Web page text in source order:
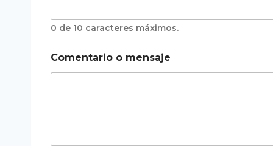
t
r
n
i
c
f
0 de 10 caracteres máximos.
Comentario o mensaje